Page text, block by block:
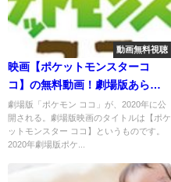
動画無料視聴
映画【ポケットモンスターコ
コ】の無料動画！劇場版あらす
じやココの意味を調査！
劇場版「ポケモン ココ」が、2020年に公
開される。劇場版映画のタイトルは【ポケ
ットモンスター ココ】というものです。
2020年劇場版ポケ...